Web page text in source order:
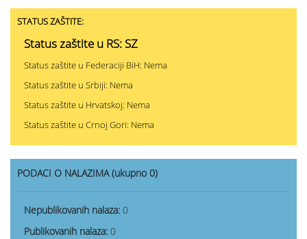
STATUS ZAŠTITE:
Status zaštite u RS: SZ
Status zaštite u Federaciji BiH: Nema
Status zaštite u Srbiji: Nema
Status zaštite u Hrvatskoj: Nema
Status zaštite u Crnoj Gori: Nema
PODACI O NALAZIMA (ukupno 0)
Nepublikovanih nalaza: 0
Publikovanih nalaza: 0